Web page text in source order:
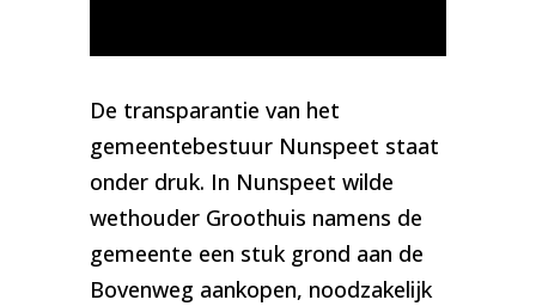
De transparantie van het
gemeentebestuur Nunspeet staat
onder druk. In Nunspeet wilde
wethouder Groothuis namens de
gemeente een stuk grond aan de
Bovenweg aankopen, noodzakelijk